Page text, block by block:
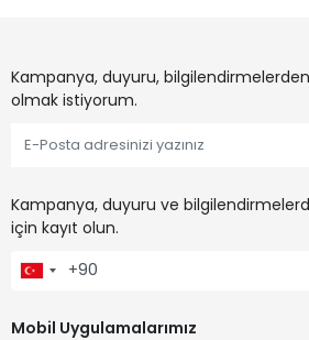
Kampanya, duyuru,
olmak istiyorum.
Kampanya, duyuru ve
için kayıt olun.
Mobil Uygulamalarımız